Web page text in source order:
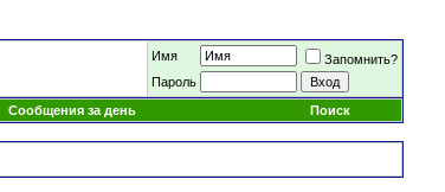
Имя
Запомнить?
Пароль
Сообщения за день Поиск